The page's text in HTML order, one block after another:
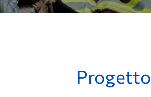
Progetto